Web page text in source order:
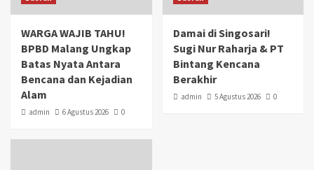
WARGA WAJIB TAHU!
BPBD Malang Ungkap
Batas Nyata Antara
Bencana dan Kejadian
Alam
admin 6 Agustus 2026 0
Damai di Singosari!
Sugi Nur Raharja & PT
Bintang Kencana
Berakhir
admin 5 Agustus 2026 0